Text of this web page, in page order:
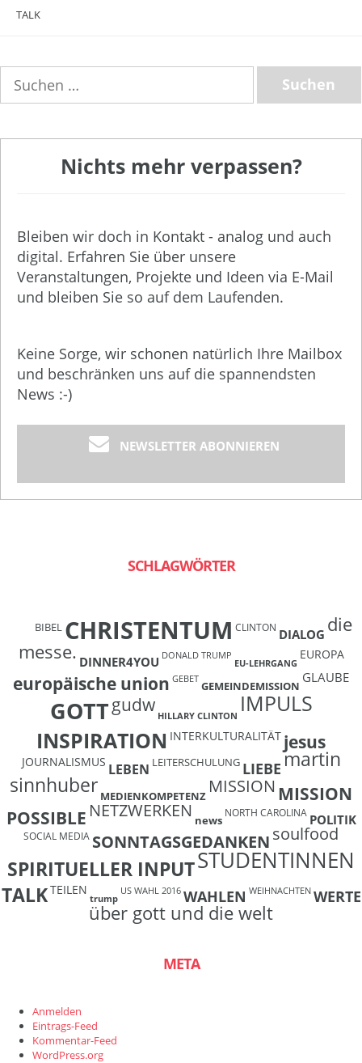
TALK
nach:
Nichts mehr verpassen?
Bleiben wir doch in Kontakt - analog und auch
digital. Erfahren Sie über unsere
Veranstaltungen, Projekte und Ideen via E-Mail
und bleiben Sie so auf dem Laufenden.
Keine Sorge, wir schonen natürlich Ihre Mailbox
und beschränken uns auf die spannendsten
News :-)
NEWSLETTER ABONNIEREN
SCHLAGWÖRTER
BIBEL CHRISTENTUM CLINTON DIALOG die
messe. DINNER4YOU DONALD TRUMP
EU-LEHRGANG
EUROPA
europäische union GEBET GEMEINDEMISSION
GLAUBE
GOTTgudw HILLARY CLINTON IMPULS
INSPIRATION INTERKULTURALITÄT jesus
JOURNALISMUS LEBEN LEITERSCHULUNG LIEBEmartin
sinnhuber MEDIENKOMPETENZ MISSION MISSION
POSSIBLE NETZWERKEN news
NORTH CAROLINA POLITIK
SOCIAL MEDIA SONNTAGSGEDANKENsoulfood
SPIRITUELLER INPUTSTUDENTINNEN
TALKTEILEN
trump
US WAHL 2016 WAHLEN WEIHNACHTEN WERTE
über gott und die welt
META
Anmelden
Eintrags-Feed
Kommentar-Feed
WordPress.org